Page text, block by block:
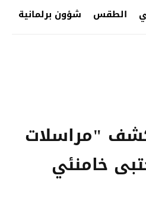
الطقس شؤون برلمانية
"مراسلات
خامنئي